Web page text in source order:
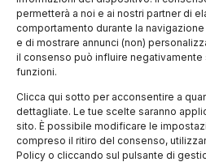
permetterà a noi e ai nostri partner di
comportamento durante la
e di mostrare annunci (non)
il consenso può influire negativamente
funzioni.
Clicca qui sotto per acconsentire a
dettagliate. Le tue scelte saranno
sito. È possibile modificare le
compreso il ritiro del consenso,
Policy o cliccando sul pulsante di